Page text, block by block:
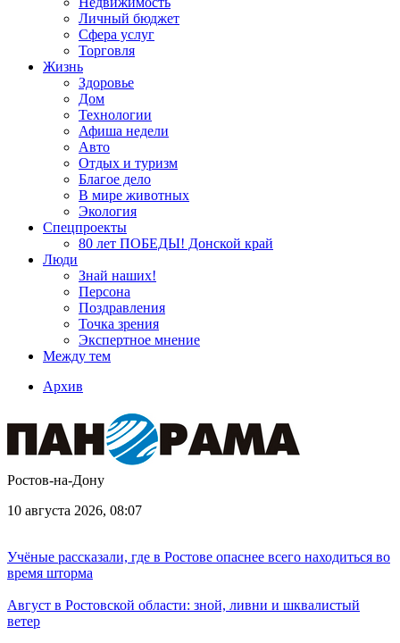
Личный бюджет
Сфера услуг
Торговля
Жизнь
Здоровье
Дом
Технологии
Афиша недели
Авто
Отдых и туризм
Благое дело
В мире животных
Экология
Спецпроекты
80 лет ПОБЕДЫ! Донской край
Люди
Знай наших!
Персона
Поздравления
Точка зрения
Экспертное мнение
Между тем
Архив
Ростов-на-Дону
10 августа 2026, 08:07
Учёные рассказали, где в Ростове опаснее всего находиться во
время шторма
Август в Ростовской области: зной, ливни и шквалистый
ветер